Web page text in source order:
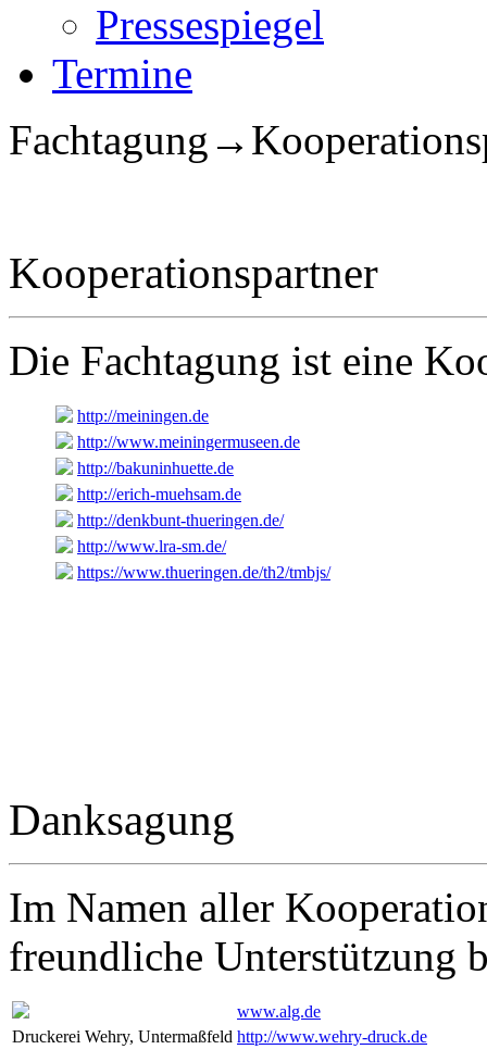
Pressespiegel
Termine
Kooperationspartner
Die Fachtagung ist eine
http://meiningen.de
http://www.meiningermuseen.de
http://bakuninhuette.de
http://erich-muehsam.de
http://denkbunt-thueringen.de/
http://www.lra-sm.de/
https://www.thueringen.de/th2/tmbjs/
Danksagung
Im Namen aller
freundliche Unterstützung
www.alg.de
Druckerei Wehry, Untermaßfeld http://www.wehry-druck.de